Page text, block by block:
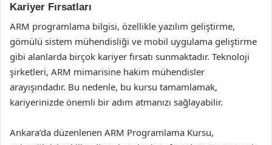
Kariyer Fırsatları
ARM programlama bilgisi, özellikle yazılım geliştirme,
gömülü sistem mühendisliği ve mobil uygulama geliştirme
gibi alanlarda birçok kariyer fırsatı sunmaktadır. Teknoloji
şirketleri, ARM mimarisine hakim mühendisler
arayışındadır. Bu nedenle, bu kursu tamamlamak,
kariyerinizde önemli bir adım atmanızı sağlayabilir.
Ankara’da düzenlenen ARM Programlama Kursu,